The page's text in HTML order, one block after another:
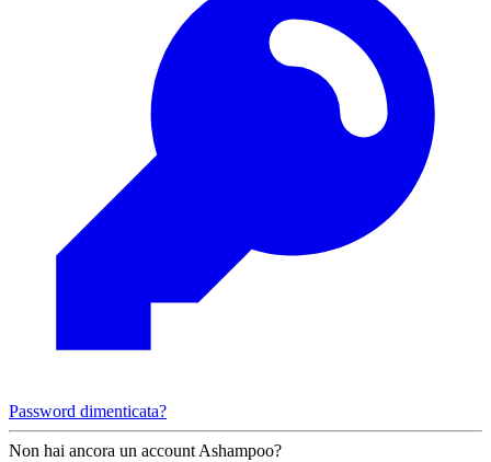
Password dimenticata?
Non hai ancora un account Ashampoo?